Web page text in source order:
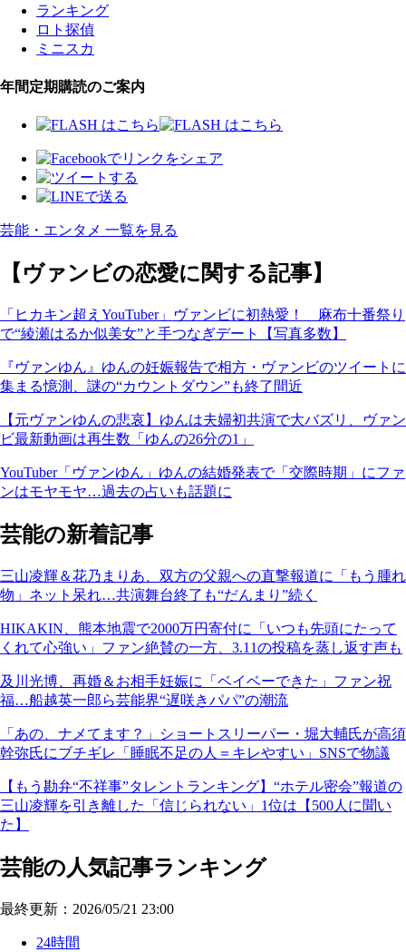
ランキング
ロト探偵
ミニスカ
年間定期購読のご案内
芸能・エンタメ 一覧を見る
【ヴァンビの恋愛に関する記事】
「ヒカキン超えYouTuber」ヴァンビに初熱愛！ 麻布十番祭り
で“綾瀬はるか似美女”と手つなぎデート【写真多数】
『ヴァンゆん』ゆんの妊娠報告で相方・ヴァンビのツイートに
集まる憶測、謎の“カウントダウン”も終了間近
【元ヴァンゆんの悲哀】ゆんは夫婦初共演で大バズリ、ヴァン
ビ最新動画は再生数「ゆんの26分の1」
YouTuber「ヴァンゆん」ゆんの結婚発表で「交際時期」にファ
ンはモヤモヤ…過去の占いも話題に
芸能の新着記事
三山凌輝＆花乃まりあ、双方の父親への直撃報道に「もう腫れ
物」ネット呆れ…共演舞台終了も“だんまり”続く
HIKAKIN、熊本地震で2000万円寄付に「いつも先頭にたって
くれて心強い」ファン絶賛の一方、3.11の投稿を蒸し返す声も
及川光博、再婚＆お相手妊娠に「ベイベーできた」ファン祝
福…船越英一郎ら芸能界“遅咲きパパ”の潮流
「あの、ナメてます？」ショートスリーパー・堀大輔氏が高須
幹弥氏にブチギレ「睡眠不足の人＝キレやすい」SNSで物議
【もう勘弁“不祥事”タレントランキング】“ホテル密会”報道の
三山凌輝を引き離した「信じられない」1位は【500人に聞い
た】
芸能の人気記事ランキング
最終更新：2026/05/21 23:00
24時間